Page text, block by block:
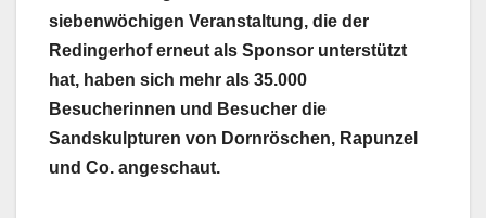
siebenwöchigen Veranstaltung, die der
Redingerhof erneut als Sponsor unterstützt
hat, haben sich mehr als 35.000
Besucherinnen und Besucher die
Sandskulpturen von Dornröschen, Rapunzel
und Co. angeschaut.